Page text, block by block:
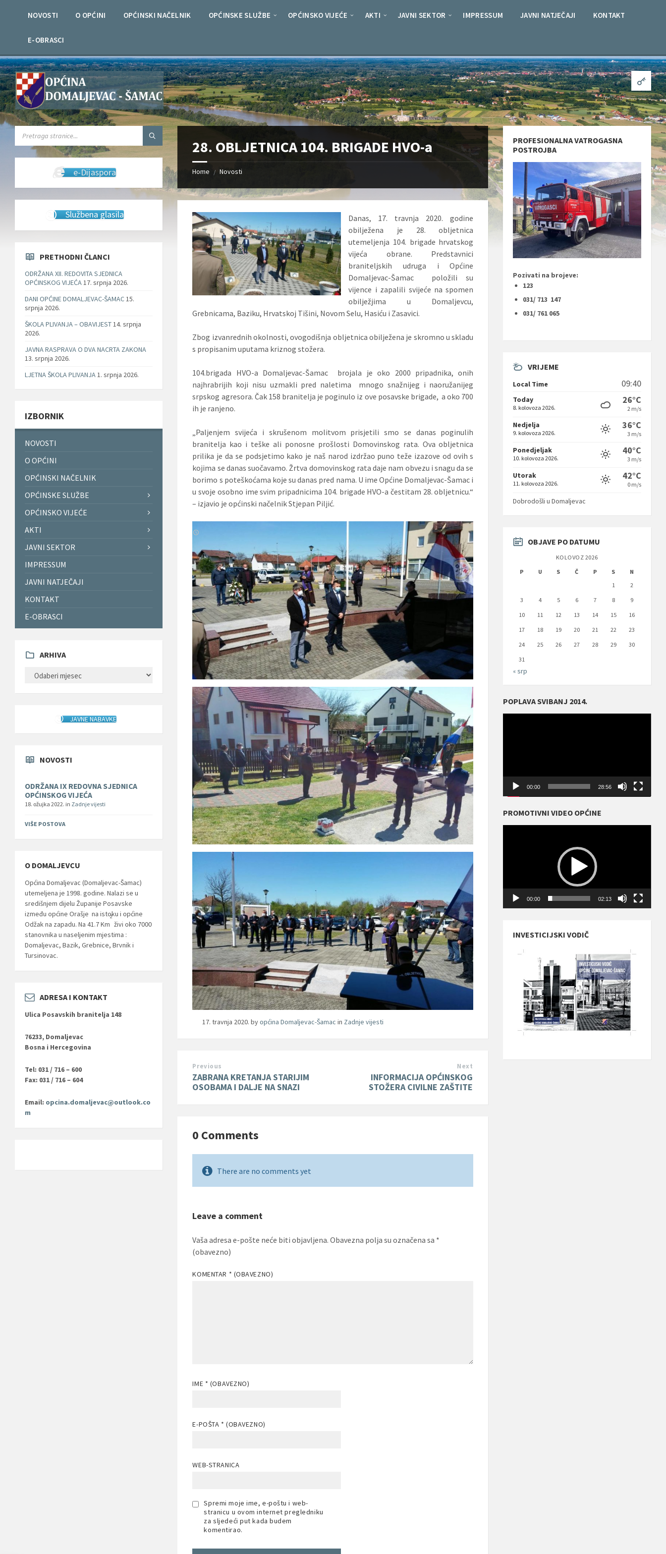
NOVOSTI O OPĆINI OPĆINSKI NAČELNIK OPĆINSKE SLUŽBE OPĆINSKO VIJEĆE AKTI JAVNI SEKTOR IMPRESSUM JAVNI NATJEČAJI KONTAKT
E-OBRASCI
28. OBLJETNICA 104. BRIGADE HVO-a
Home / Novosti
Danas, 17. travnja 2020. godine
obilježena je 28. obljetnica
utemeljenja 104. brigade hrvatskog
vijeća obrane. Predstavnici
braniteljskih udruga i Općine
Domaljevac-Šamac položili su
vijence i zapalili svijeće na spomen
obilježjima u Domaljevcu,
Grebnicama, Baziku, Hrvatskoj Tišini, Novom Selu, Hasiću i Zasavici.
Zbog izvanrednih okolnosti, ovogodišnja obljetnica obilježena je skromno u skladu
s propisanim uputama kriznog stožera.
104.brigada HVO-a Domaljevac-Šamac brojala je oko 2000 pripadnika, onih
najhrabrijih koji nisu uzmakli pred naletima mnogo snažnijeg i naoružanijeg
srpskog agresora. Čak 158 branitelja je poginulo iz ove posavske brigade, a oko 700
ih je ranjeno.
„Paljenjem svijeća i skrušenom molitvom prisjetili smo se danas poginulih
branitelja kao i teške ali ponosne prošlosti Domovinskog rata. Ova obljetnica
prilika je da se podsjetimo kako je naš narod izdržao puno teže izazove od ovih s
kojima se danas suočavamo. Žrtva domovinskog rata daje nam obvezu i snagu da se
borimo s poteškoćama koje su danas pred nama. U ime Općine Domaljevac-Šamac i
u svoje osobno ime svim pripadnicima 104. brigade HVO-a čestitam 28. obljetnicu.“
– izjavio je općinski načelnik Stjepan Piljić.
17. travnja 2020.byopćina Domaljevac-Šamac in Zadnje vijesti
Previous
ZABRANA KRETANJA STARIJIM
OSOBAMA I DALJE NA SNAZI
Next
INFORMACIJA OPĆINSKOG
STOŽERA CIVILNE ZAŠTITE
0 Comments
There are no comments yet
Leave a comment
Vaša adresa e-pošte neće biti objavljena. Obavezna polja su označena sa *
(obavezno)
KOMENTAR * (OBAVEZNO)
IME * (OBAVEZNO)
E-POŠTA * (OBAVEZNO)
WEB-STRANICA
Spremi moje ime, e-poštu i web-
stranicu u ovom internet pregledniku
za sljedeći put kada budem
komentirao.
SEARCH:
e-Dijaspora
Službena glasila
PRETHODNI ČLANCI
ODRŽANA XII. REDOVITA SJEDNICA
OPĆINSKOG VIJEĆA17. srpnja 2026.
DANI OPĆINE DOMALJEVAC-ŠAMAC15.
srpnja 2026.
ŠKOLA PLIVANJA – OBAVIJEST14. srpnja
2026.
JAVNA RASPRAVA O DVA NACRTA ZAKONA
13. srpnja 2026.
LJETNA ŠKOLA PLIVANJA1. srpnja 2026.
IZBORNIK
NOVOSTI
O OPĆINI
OPĆINSKI NAČELNIK
OPĆINSKE SLUŽBE
OPĆINSKO VIJEĆE
AKTI
JAVNI SEKTOR
IMPRESSUM
JAVNI NATJEČAJI
KONTAKT
E-OBRASCI
ARHIVA
JAVNE NABAVKE
NOVOSTI
ODRŽANA IX REDOVNA SJEDNICA
OPĆINSKOG VIJEĆA
18. ožujka 2022. in Zadnje vijesti
VIŠE POSTOVA
O DOMALJEVCU
Općina Domaljevac (Domaljevac-Šamac)
utemeljena je 1998. godine. Nalazi se u
središnjem dijelu Županije Posavske
između općine Orašje na istoku i općine
Odžak na zapadu. Na 41.7 Km
2
živi oko 7000
stanovnika u naseljenim mjestima :
Domaljevac, Bazik, Grebnice, Brvnik i
Tursinovac.
ADRESA I KONTAKT
Ulica Posavskih branitelja 148
76233, Domaljevac
Bosna i Hercegovina
Tel: 031 / 716 – 600
Fax: 031 / 716 – 604
Email: opcina.domaljevac@outlook.co
m
PROFESIONALNA VATROGASNA
POSTROJBA
Pozivati na brojeve:
123
031/ 713 147
031/ 761 065
VRIJEME
Local Time 09:40
Today
8. kolovoza 2026.
26°C
2 m/s
Nedjelja
9. kolovoza 2026.
36°C
3 m/s
Ponedjeljak
10. kolovoza 2026.
40°C
3 m/s
Utorak
11. kolovoza 2026.
42°C
0 m/s
Dobrodošli u Domaljevac
OBJAVE PO DATUMU
KOLOVOZ 2026
P
U S Č P S
N
1
2
3
4 5 6 7 8
9
10
11 12 13 14 15
16
17
18 19 20 21 22
23
24
25 26 27 28 29
30
31
« srp
POPLAVA SVIBANJ 2014.
00:00 28:56
PROMOTIVNI VIDEO OPĆINE
00:00 02:13
INVESTICIJSKI VODIČ